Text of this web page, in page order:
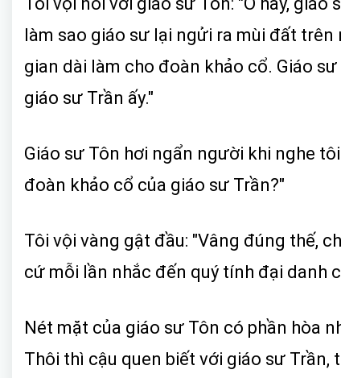
làm sao giáo sư lại ngửi ra mùi đất
gian dài làm cho đoàn khảo cổ. Giáo
giáo sư Trần ấy."
Giáo sư Tôn hơi ngẩn người khi nghe
đoàn khảo cổ của giáo sư Trần?"
Tôi vội vàng gật đầu: "Vâng đúng thế,
cứ mỗi lần nhắc đến quý tính đại danh
Nét mặt của giáo sư Tôn có phần hòa
Thôi thì cậu quen biết với giáo sư